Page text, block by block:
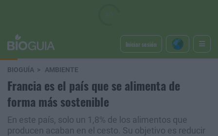
Iniciar sesión
BIOGUÍA AMBIENTE
Francia es el país que se alimenta de
forma más sostenible
En este país, solo un 1,8% de los alimentos que
producen acaban en el cesto. Su objetivo es reducir